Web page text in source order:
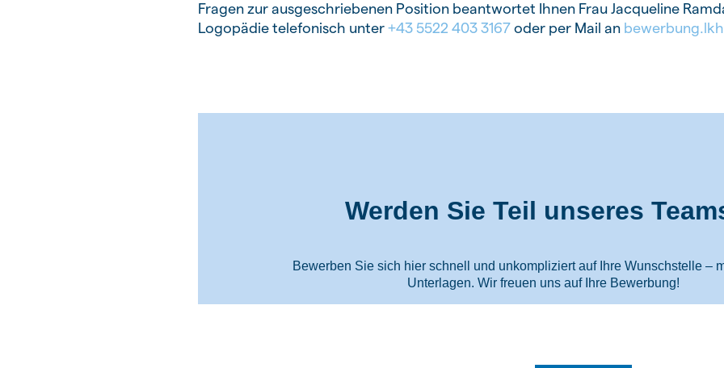
Fragen zur ausgeschriebenen Position beantwortet Ihnen Frau Jacqueline
Logopädie telefonisch unter +43 5522 403 3167oder per Mail an